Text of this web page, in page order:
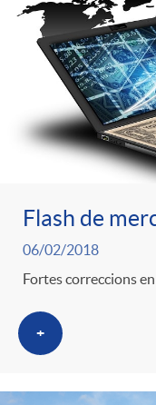
Flash de
06/02/2018
Fortes correccions
+